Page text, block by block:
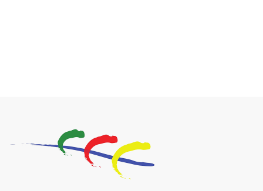
2026-07-23
猛龍長跑隊恆常練習 - 7月23日
（19:00開始）
猛龍長跑隊恆常練習 - 7月16日